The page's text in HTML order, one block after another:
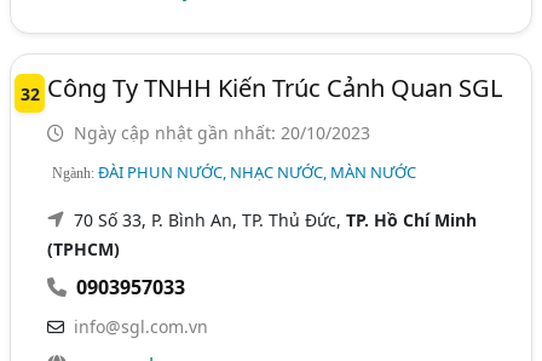
32 Công Ty TNHH Kiến Trúc Cảnh Quan SGL
Ngày cập nhật gần nhất: 20/10/2023
Ngành:ĐÀI PHUN NƯỚC, NHẠC NƯỚC, MÀN NƯỚC
70 Số 33, P. Bình An, TP. Thủ Đức,TP. Hồ Chí Minh
(TPHCM)
0903957033
info@sgl.com.vn